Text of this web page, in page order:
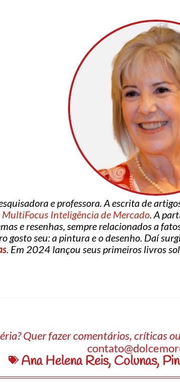
e professora. A escrita de
MultiFocus Inteligência de Mercado. A
e resenhas, sempre relacionados a
gosto seu: a pintura e o desenho. Daí
. Em 2024 lançou seus primeiros livros
Quer fazer comentários, críticas
Ana Helena Reis, Colunas,